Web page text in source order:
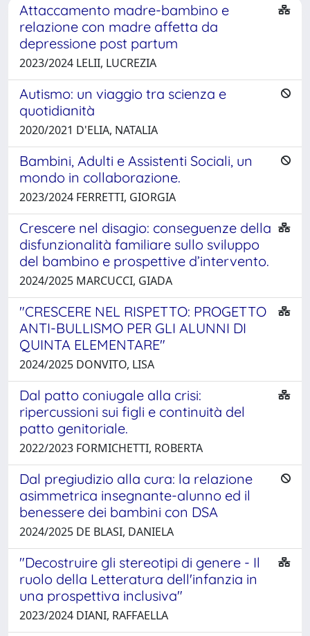
Attaccamento madre-bambino e
relazione con madre affetta da
depressione post partum
2023/2024 LELII, LUCREZIA
Autismo: un viaggio tra scienza e
quotidianità
2020/2021 D'ELIA, NATALIA
Bambini, Adulti e Assistenti Sociali, un
mondo in collaborazione.
2023/2024 FERRETTI, GIORGIA
Crescere nel disagio: conseguenze della
disfunzionalità familiare sullo sviluppo
del bambino e prospettive d’intervento.
2024/2025 MARCUCCI, GIADA
"CRESCERE NEL RISPETTO: PROGETTO
ANTI-BULLISMO PER GLI ALUNNI DI
QUINTA ELEMENTARE"
2024/2025 DONVITO, LISA
Dal patto coniugale alla crisi:
ripercussioni sui figli e continuità del
patto genitoriale.
2022/2023 FORMICHETTI, ROBERTA
Dal pregiudizio alla cura: la relazione
asimmetrica insegnante-alunno ed il
benessere dei bambini con DSA
2024/2025 DE BLASI, DANIELA
"Decostruire gli stereotipi di genere - Il
ruolo della Letteratura dell'infanzia in
una prospettiva inclusiva"
2023/2024 DIANI, RAFFAELLA